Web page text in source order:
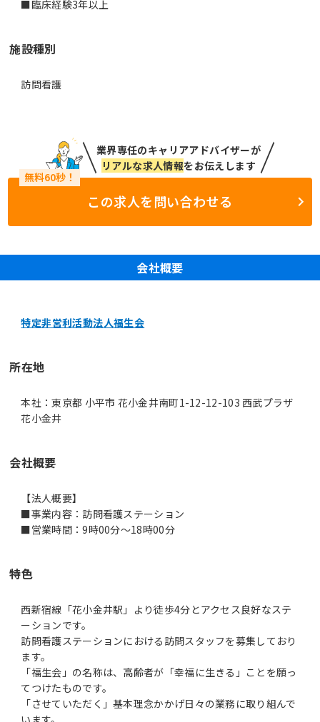
■臨床経験3年以上
施設種別
訪問看護
業界専任のキャリアアドバイザーが
リアルな求人情報をお伝えします
この求人を問い合わせる
会社概要
特定非営利活動法人福生会
所在地
本社：東京都 小平市 花小金井南町1-12-12-103 西武プラザ
花小金井
会社概要
【法人概要】
■事業内容：訪問看護ステーション
■営業時間：9時00分～18時00分
特色
西新宿線「花小金井駅」より徒歩4分とアクセス良好なステ
ーションです。
訪問看護ステーションにおける訪問スタッフを募集しており
ます。
「福生会」の名称は、高齢者が「幸福に生きる」ことを願っ
てつけたものです。
「させていただく」基本理念かかげ日々の業務に取り組んで
います。